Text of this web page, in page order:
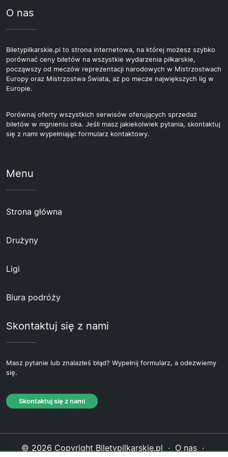
O nas
Biletypilkarskie.pl to strona internetowa, na której możesz szybko
porównać ceny biletów na wszystkie wydarzenia piłkarskie,
począwszy od meczów reprezentacji narodowych w Mistrzostwach
Europy oraz Mistrzostwa Świata, aż po mecze największych lig w
Europie.
Porównaj oferty wszystkich serwisów oferujących sprzedaż
biletów w mgnieniu oka. Jeśli masz jakiekolwiek pytania, skontaktuj
się z nami wypełniając formularz kontaktowy.
Menu
Strona główna
Drużyny
Ligi
Biura podróży
Skontaktuj się z nami
Masz pytanie lub znalazłeś błąd? Wypełnij formularz, a odezwiemy
się.
Skontaktuj się z nami
© 2026 Copyright Biletypilkarskie.pl · O nas ·